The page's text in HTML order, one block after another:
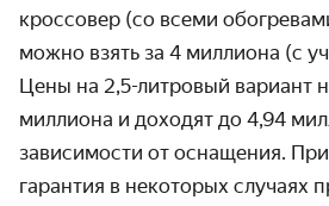
кроссовер (со всеми
можно взять за 4 миллиона (с
Цены на 2,5-литровый вариант
миллиона и доходят до 4,94
зависимости от оснащения.
гарантия в некоторых случаях